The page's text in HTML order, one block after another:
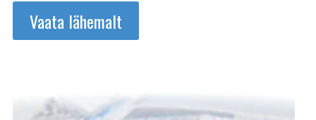
Vaata lähemalt